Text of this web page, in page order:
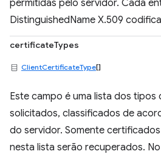
permitidas pelo servidor. Cada
DistinguishedName X.509
certificateTypes
ClientCertificateType[]
Este campo é uma lista dos
solicitados, classificados de
do servidor. Somente
nesta lista serão recuperados.